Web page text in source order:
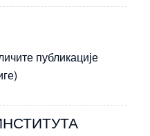
публикације